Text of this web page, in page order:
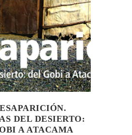
DEL DESIERTO:
A ATACAMA